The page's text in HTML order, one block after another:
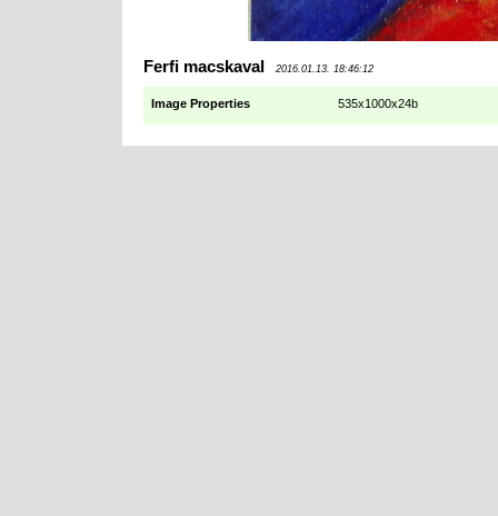
Ferfi macskaval 2016.01.13. 18:46:12
Image Properties 535x1000x24b